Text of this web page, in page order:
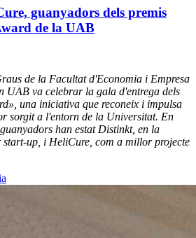
guanyadors dels premis
de la UAB
de la Facultat d'Economia i Empresa
UAB va celebrar la gala d'entrega dels
una iniciativa que reconeix i impulsa
sorgit a l'entorn de la Universitat. En
han estat Distinkt, en la
up, i HeliCure, com a millor projecte